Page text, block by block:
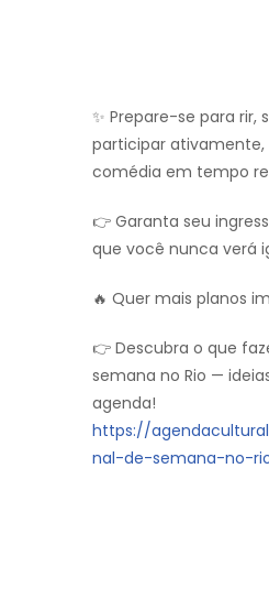
✨ Prepare-se para rir,
participar
comédia em tempo
👉 Garanta seu
que você nunca verá
🔥 Quer mais planos
👉 Descubra o que
semana no Rio —
agenda!
https://
nal-de-semana-no-